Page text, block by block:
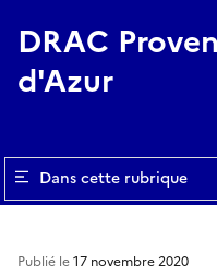
DRAC
d'Azur
Dans cette rubrique
Publié le17 novembre 2020